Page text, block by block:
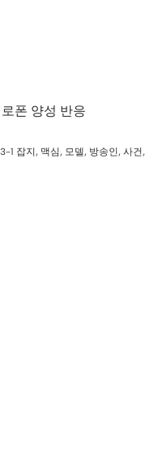
폰 양성 반응
3-1 잡지, 맥심, 모델, 방송인, 사건,